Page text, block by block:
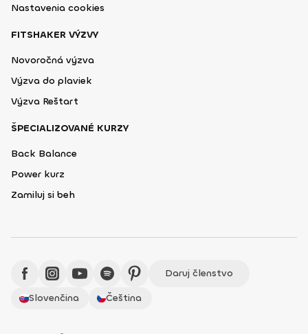
Nastavenia cookies
FITSHAKER VÝZVY
Novoročná výzva
Výzva do plaviek
Výzva Reštart
ŠPECIALIZOVANÉ KURZY
Back Balance
Power kurz
Zamiluj si beh
Daruj členstvo
Slovenčina
Čeština